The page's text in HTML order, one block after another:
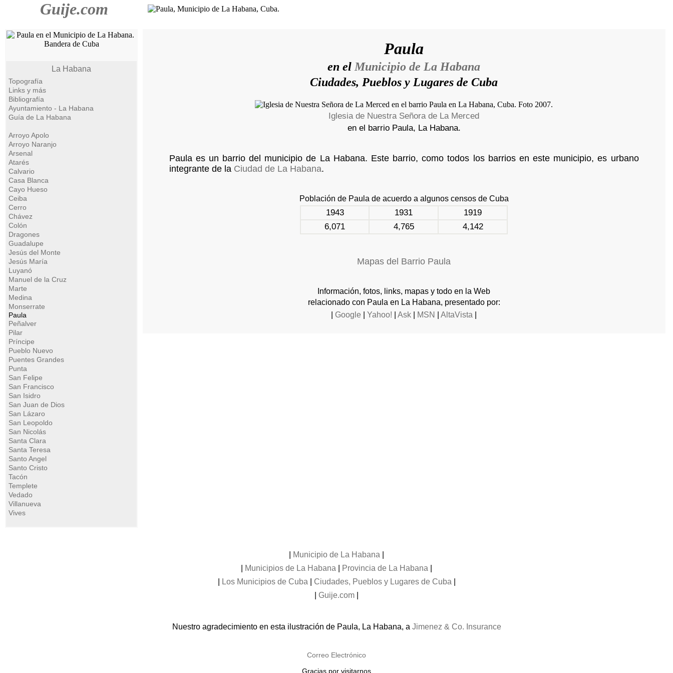
Guije.com
La Habana
Topografía
Links y más
Bibliografía
Ayuntamiento - La Habana
Guía de La Habana
Arroyo Apolo
Arroyo Naranjo
Arsenal
Atarés
Calvario
Casa Blanca
Cayo Hueso
Ceiba
Cerro
Chávez
Colón
Dragones
Guadalupe
Jesús del Monte
Jesús María
Luyanó
Manuel de la Cruz
Marte
Medina
Monserrate
Paula
Peñalver
Pilar
Príncipe
Pueblo Nuevo
Puentes Grandes
Punta
San Felipe
San Francisco
San Isidro
San Juan de Dios
San Lázaro
San Leopoldo
San Nicolás
Santa Clara
Santa Teresa
Santo Angel
Santo Cristo
Tacón
Templete
Vedado
Villanueva
Vives
Paula
en el Municipio de La Habana
Ciudades, Pueblos y Lugares de Cuba
Iglesia de Nuestra Señora de La Merced
en el barrio Paula, La Habana.
Paula es un barrio del municipio de La Habana. Este barrio, como todos los barrios en este municipio, es urbano
integrante de la Ciudad de La Habana.
Población de Paula de acuerdo a algunos censos de Cuba
1943 1931
1919
6,071
4,765 4,142
Mapas del Barrio Paula
Información, fotos, links, mapas y todo en la Web
relacionado con Paula en La Habana, presentado por:
Google Yahoo! Ask MSN AltaVista
Municipio de La Habana
Municipios de La Habana Provincia de La Habana
Los Municipios de Cuba Ciudades, Pueblos y Lugares de Cuba
Guije.com
Nuestro agradecimiento en esta ilustración de Paula, La Habana, a Jimenez & Co. Insurance
Correo Electrónico
Gracias por visitarnos